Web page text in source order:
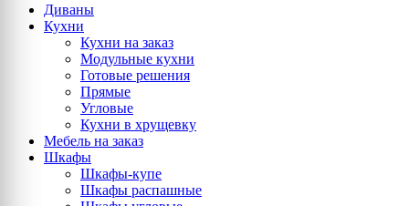
Диваны
Кухни
Кухни на заказ
Модульные кухни
Готовые решения
Прямые
Угловые
Кухни в хрущевку
Мебель на заказ
Шкафы
Шкафы-купе
Шкафы распашные